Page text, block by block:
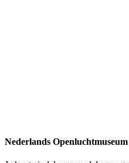
Nederlands